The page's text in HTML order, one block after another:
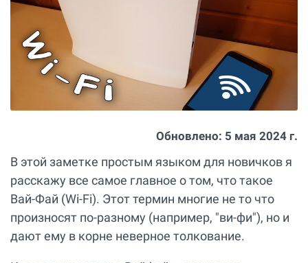
Обновлено: 5 мая 2024 г.
В этой заметке простым языком для новичков я
расскажу все самое главное о том, что такое
Вай-Фай (Wi-Fi). Этот термин многие не то что
произносят по-разному (например, "ви-фи"), но и
дают ему в корне неверное толкование.